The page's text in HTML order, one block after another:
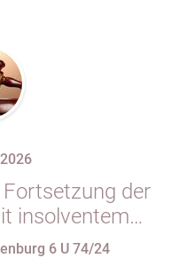
der
insolventem
6 U 74/24